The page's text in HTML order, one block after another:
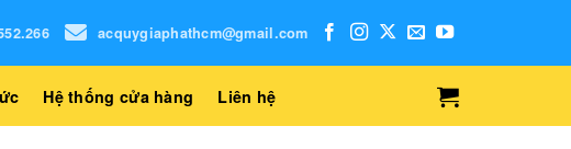
acquygiaphathcm@gmail.com
Hệ thống cửa hàng Liên hệ